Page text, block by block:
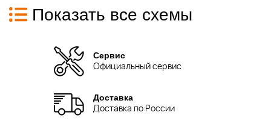
Показать все схемы
Сервис
Официальный сервис
Доставка
Доставка по России